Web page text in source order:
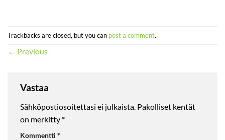
Trackbacks are closed, but you can post a comment.
← Previous
Vastaa
Sähköpostiosoitettasi ei julkaista. Pakolliset kentät
on merkitty *
Kommentti *